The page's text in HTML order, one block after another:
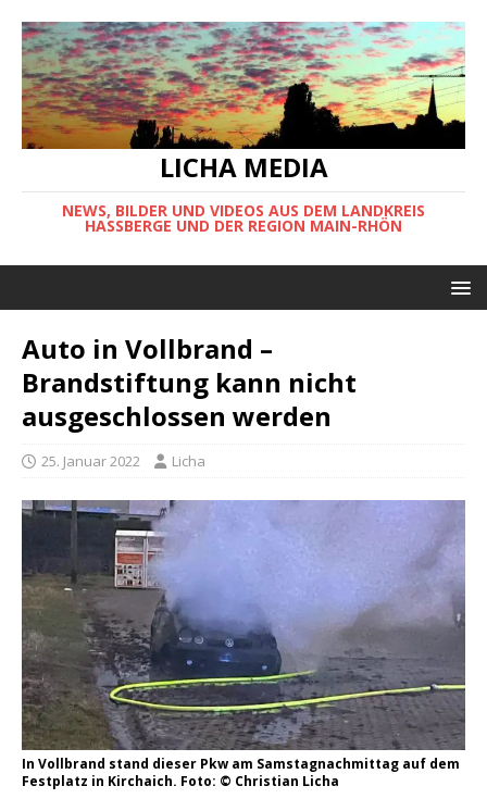
LICHA MEDIA
NEWS, BILDER UND VIDEOS AUS DEM LANDKREIS
HASSBERGE UND DER REGION MAIN-RHÖN
Auto in Vollbrand –
Brandstiftung kann nicht
ausgeschlossen werden
25. Januar 2022 Licha
In Vollbrand stand dieser Pkw am Samstagnachmittag auf dem
Festplatz in Kirchaich. Foto: © Christian Licha